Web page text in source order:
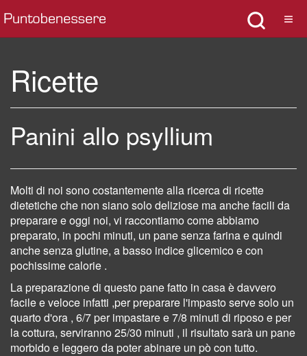
Ricette
Panini allo psyllium
Molti di noi sono costantemente alla ricerca di ricette
dietetiche che non siano solo deliziose ma anche facili da
preparare e oggi noi, vi raccontiamo come abbiamo
preparato, in pochi minuti, un pane senza farina e quindi
anche senza glutine, a basso indice glicemico e con
pochissime calorie .
La preparazione di questo pane fatto in casa è davvero
facile e veloce infatti ,per preparare l'impasto serve solo un
quarto d'ora , 6/7 per impastare e 7/8 minuti di riposo e per
la cottura, serviranno 25/30 minuti , il risultato sarà un pane
morbido e leggero da poter abinare un pò con tutto.